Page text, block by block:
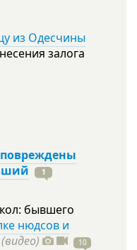
из Одесчины
залога
повреждены
1
бывшего
нюдсов и
(видео) 10